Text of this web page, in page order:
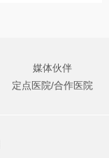
媒体伙伴
定点医院/合作医院